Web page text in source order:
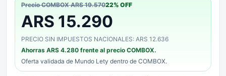
Precio COMBOXARS 19.57022% OFF
ARS 15.290
PRECIO SIN IMPUESTOS NACIONALES: ARS 12.636
Ahorras ARS 4.280 frente al precio COMBOX.
Oferta validada de Mundo Lety dentro de COMBOX.